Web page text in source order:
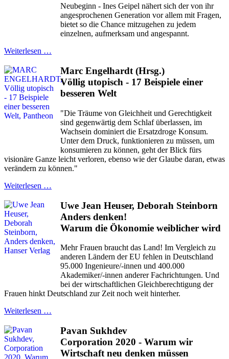
Neubeginn - Ines Geipel nähert sich der von ihr
angesprochenen Generation vor allem mit Fragen,
bietet so die Chance mitzugehen zu jedem
einzelnen, aufmerksam und angespannt.
Weiterlesen …
Marc Engelhardt (Hrsg.)
Völlig utopisch - 17 Beispiele einer
besseren Welt
"Die Träume von Gleichheit und Gerechtigkeit
sind gegenwärtig dem Schlaf überlassen, im
Wachsein dominiert die Ersatzdroge Konsum.
Unter dem Druck, funktionieren zu müssen, um
konsumieren zu können, geht der Blick fürs
visionäre Ganze leicht verloren, ebenso wie der Glaube daran, etwas
verändern zu können."
Weiterlesen …
Uwe Jean Heuser, Deborah Steinborn
Anders denken!
Warum die Ökonomie weiblicher wird
Mehr Frauen braucht das Land! Im Vergleich zu
anderen Ländern der EU fehlen in Deutschland
95.000 Ingenieure/-innen und 400.000
Akademiker/-innen anderer Fachrichtungen. Und
bei der wirtschaftlichen Gleichberechtigung der
Frauen hinkt Deutschland zur Zeit noch weit hinterher.
Weiterlesen …
Pavan Sukhdev
Corporation 2020 - Warum wir
Wirtschaft neu denken müssen